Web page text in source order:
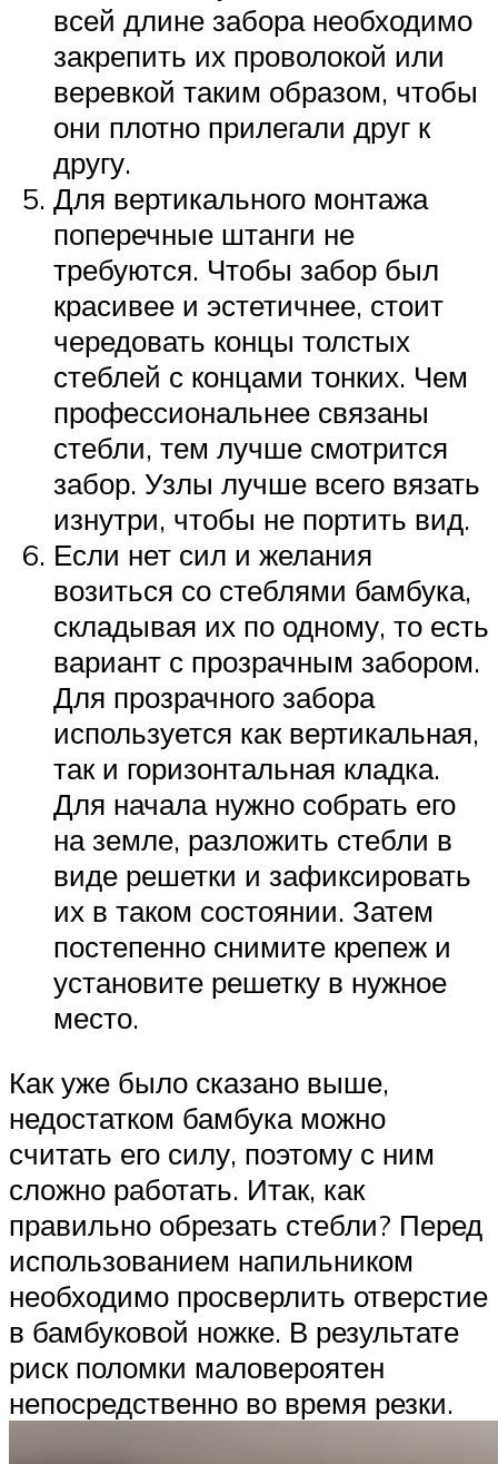
всей длине забора необходимо
закрепить их проволокой или
веревкой таким образом, чтобы
они плотно прилегали друг к
другу.
Для вертикального монтажа
поперечные штанги не
требуются. Чтобы забор был
красивее и эстетичнее, стоит
чередовать концы толстых
стеблей с концами тонких. Чем
профессиональнее связаны
стебли, тем лучше смотрится
забор. Узлы лучше всего вязать
изнутри, чтобы не портить вид.
Если нет сил и желания
возиться со стеблями бамбука,
складывая их по одному, то есть
вариант с прозрачным забором.
Для прозрачного забора
используется как вертикальная,
так и горизонтальная кладка.
Для начала нужно собрать его
на земле, разложить стебли в
виде решетки и зафиксировать
их в таком состоянии. Затем
постепенно снимите крепеж и
установите решетку в нужное
место.
Как уже было сказано выше,
недостатком бамбука можно
считать его силу, поэтому с ним
сложно работать. Итак, как
правильно обрезать стебли? Перед
использованием напильником
необходимо просверлить отверстие
в бамбуковой ножке. В результате
риск поломки маловероятен
непосредственно во время резки.